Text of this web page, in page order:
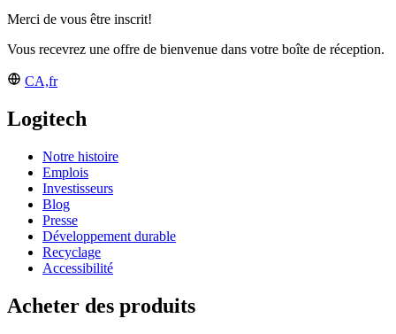
Merci de vous être inscrit!
Vous recevrez une offre de bienvenue dans votre boîte de réception.
CA,fr
Logitech
Notre histoire
Emplois
Investisseurs
Blog
Presse
Développement durable
Recyclage
Accessibilité
Acheter des produits